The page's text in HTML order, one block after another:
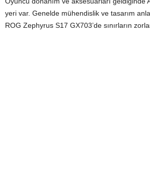
yeri var. Genelde mühendislik ve tasarım
ROG Zephyrus S17 GX703’de sınırların